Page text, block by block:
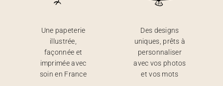
Une papeterie
illustrée,
façonnée et
imprimée avec
soin en France
Des designs
uniques, prêts à
personnaliser
avec vos photos
et vos mots